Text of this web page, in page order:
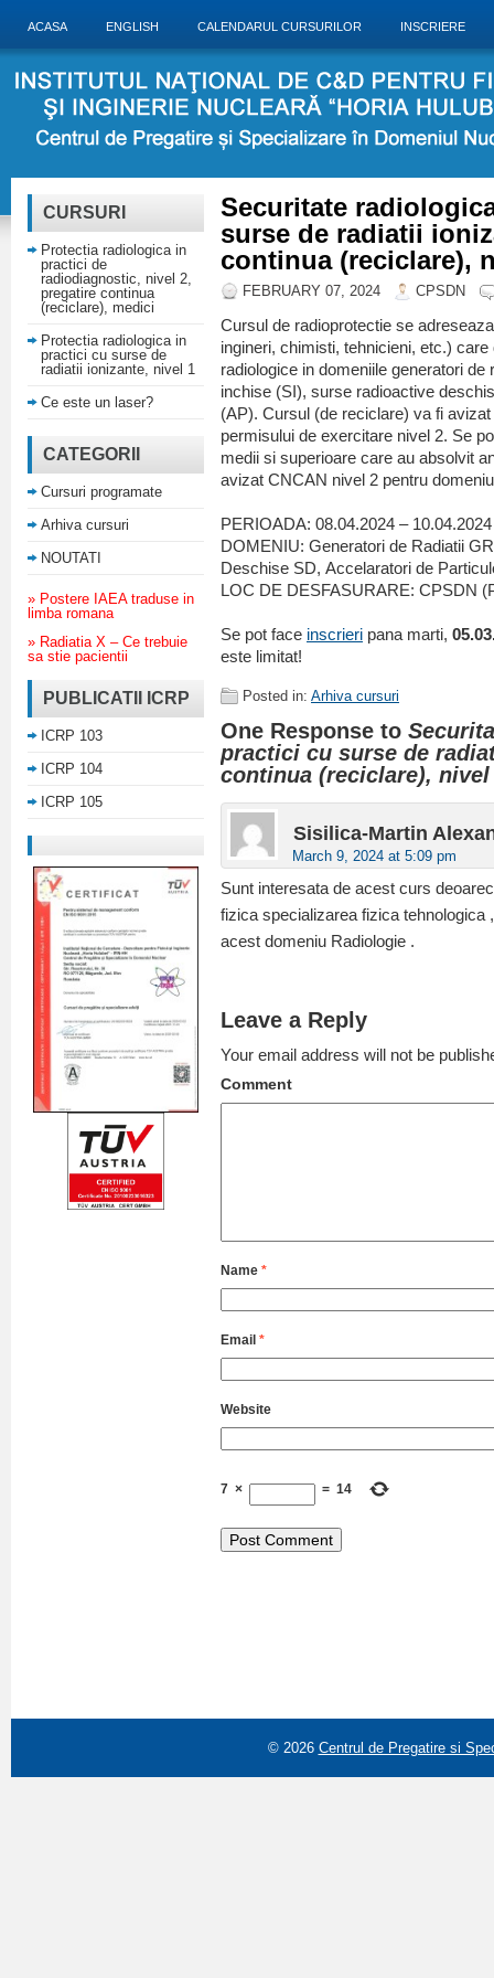
ACASA ENGLISH CALENDARUL CURSURILOR INSCRIERE
Securitate
surse de radiatii
continua (reciclare),
FEBRUARY 07, 2024 CPSDN
Cursul de radioprotectie se
ingineri, chimisti, tehnicieni, etc.)
radiologice in domeniile generatori
inchise (SI), surse radioactive
(AP). Cursul (de reciclare) va fi
permisului de exercitare nivel 2. Se
medii si superioare care au absolvit
avizat CNCAN nivel 2 pentru
PERIOADA: 08.04.2024 – 10.04.2024
DOMENIU: Generatori de Radiatii
Deschise SD, Accelaratori de
LOC DE DESFASURARE: CPSDN
Se pot face inscrieri pana marti,
este limitat!
Posted in: Arhiva cursuri
One Response to
practici cu surse de
continua (reciclare), nivel
Sisilica-Martin
March 9, 2024 at 5:09 pm
Sunt interesata de acest curs
fizica specializarea fizica tehnologica
acest domeniu Radiologie .
Leave a Reply
Your email address will not be
Comment
Name *
Email *
Website
7 × = 14
CURSURI
Protectia radiologica in
practici de
radiodiagnostic, nivel 2,
pregatire continua
(reciclare), medici
Protectia radiologica in
practici cu surse de
radiatii ionizante, nivel 1
Ce este un laser?
CATEGORII
Cursuri programate
Arhiva cursuri
NOUTATI
» Postere IAEA traduse in
limba romana
» Radiatia X – Ce trebuie
sa stie pacientii
PUBLICATII ICRP
ICRP 103
ICRP 104
ICRP 105
© 2026 Centrul de Pregatire si